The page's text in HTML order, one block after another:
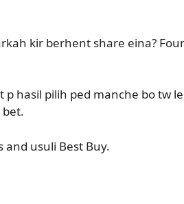
kir berhent share eina?
hasil pilih ped manche bo tw le
and usuli Best Buy.